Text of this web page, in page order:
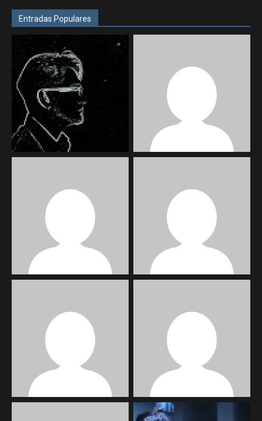
Entradas Populares